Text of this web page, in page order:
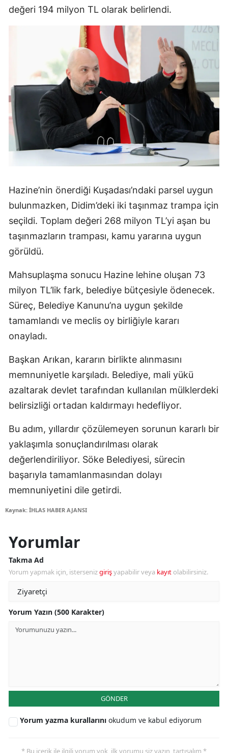
değeri 194 milyon TL olarak belirlendi.
Hazine’nin önerdiği Kuşadası’ndaki parsel uygun
bulunmazken, Didim’deki iki taşınmaz trampa için
seçildi. Toplam değeri 268 milyon TL’yi aşan bu
taşınmazların trampası, kamu yararına uygun
görüldü.
Mahsuplaşma sonucu Hazine lehine oluşan 73
milyon TL’lik fark, belediye bütçesiyle ödenecek.
Süreç, Belediye Kanunu’na uygun şekilde
tamamlandı ve meclis oy birliğiyle kararı
onayladı.
Başkan Arıkan, kararın birlikte alınmasını
memnuniyetle karşıladı. Belediye, mali yükü
azaltarak devlet tarafından kullanılan mülklerdeki
belirsizliği ortadan kaldırmayı hedefliyor.
Bu adım, yıllardır çözülemeyen sorunun kararlı bir
yaklaşımla sonuçlandırılması olarak
değerlendiriliyor. Söke Belediyesi, sürecin
başarıyla tamamlanmasından dolayı
memnuniyetini dile getirdi.
Kaynak: İHLAS HABER AJANSI
Yorumlar
Takma Ad
Yorum yapmak için, istersenizgirişyapabilir veya kayıt olabilirsiniz.
Yorum Yazın (500 Karakter)
GÖNDER
Yorum yazma kurallarını okudum ve kabul ediyorum
* Bu içerik ile ilgili yorum yok, ilk yorumu siz yazın, tartışalım *